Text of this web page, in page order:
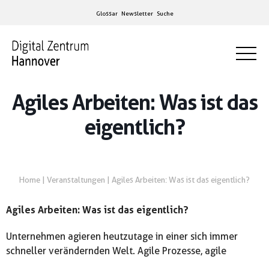
Glossar Newsletter Suche
Agiles Arbeiten: Was ist das
eigentlich?
Home | Veranstaltungen | Agiles Arbeiten: Was ist das eigentlich?
Agiles Arbeiten: Was ist das eigentlich?
Unternehmen agieren heutzutage in einer sich immer
schneller verändernden Welt. Agile Prozesse, agile